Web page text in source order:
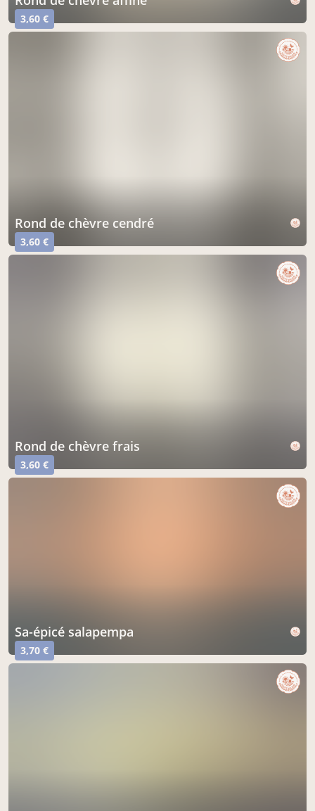
3,60 €
rond de chèvre cendré
3,60 €
rond de chèvre frais
3,60 €
sa-épicé salapempa
3,70 €